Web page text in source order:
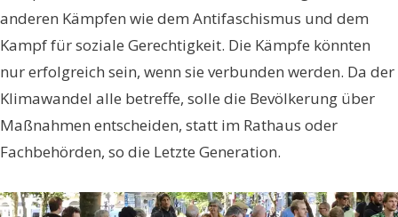
anderen Kämpfen wie dem Antifaschismus und dem
Kampf für soziale Gerechtigkeit. Die Kämpfe könnten
nur erfolgreich sein, wenn sie verbunden werden. Da der
Klimawandel alle betreffe, solle die Bevölkerung über
Maßnahmen entscheiden, statt im Rathaus oder
Fachbehörden, so die Letzte Generation.